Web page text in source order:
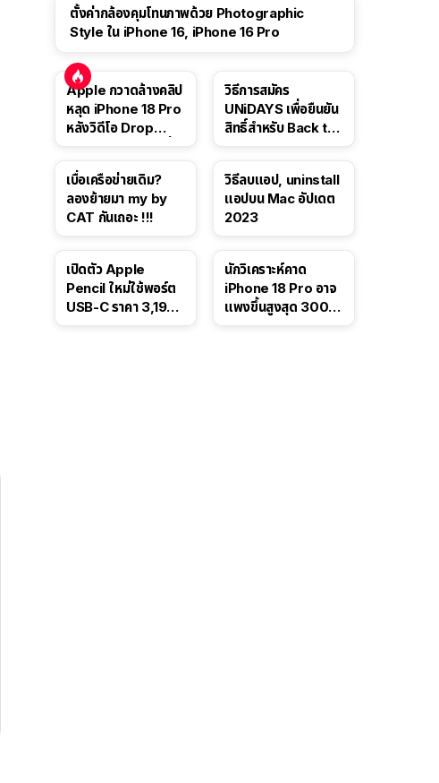
ตั้งค่ากล้องคุมโทนภาพด้วย Photographic
Style ใน iPhone 16, iPhone 16 Pro
Apple กวาดล้างคลิป
หลุด iPhone 18 Pro
หลังวิดีโอ Drop
วิธีการสมัคร
UNiDAYS เพื่อยืนยัน
สิทธิ์สำหรับ Back to
เบื่อเครือข่ายเดิม?
ลองย้ายมา my by
CAT กันเถอะ !!!
วิธีลบแอป, uninstall
แอปบน Mac อัปเดต
2023
เปิดตัว Apple
Pencil ใหม่ใช้พอร์ต
USB-C ราคา 3,190
นักวิเคราะห์คาด
iPhone 18 Pro อาจ
แพงขึ้นสูงสุด 300